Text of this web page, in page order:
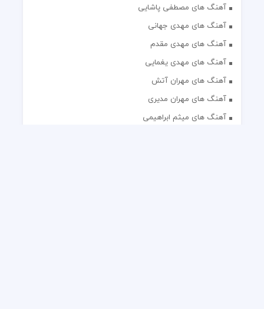
آهنگ های مصطفی پاشایی
آهنگ های مهدی جهانی
آهنگ های مهدی مقدم
آهنگ های مهدی یغمایی
آهنگ های مهران آتش
آهنگ های مهران مدیری
آهنگ های میثم ابراهیمی